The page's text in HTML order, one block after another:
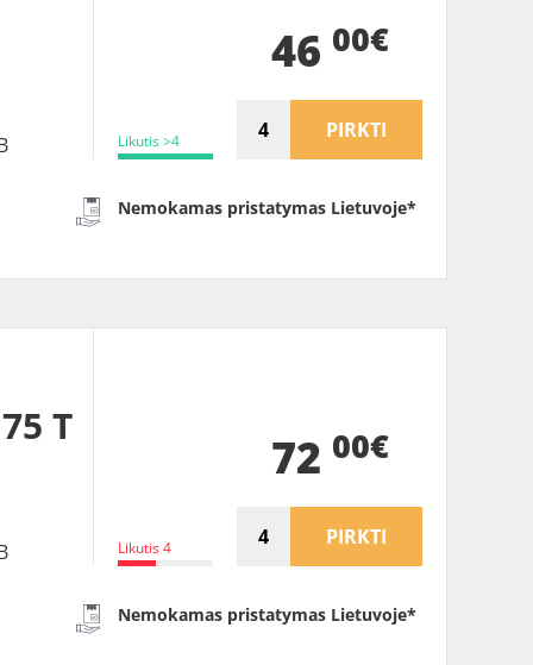
Likutis >4
46 00€
PIRKTI
Nemokamas pristatymas Lietuvoje*
T
Likutis 4
72 00€
PIRKTI
Nemokamas pristatymas Lietuvoje*